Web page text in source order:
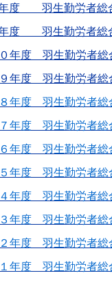
年度 羽生勤労者総
年度 羽生勤労者総
０年度 羽生勤労者
９年度 羽生勤労者
８年度 羽生勤労者
７年度 羽生勤労者
６年度 羽生勤労者
５年度 羽生勤労者
４年度 羽生勤労者
３年度 羽生勤労者
２年度 羽生勤労者
１年度 羽生勤労者